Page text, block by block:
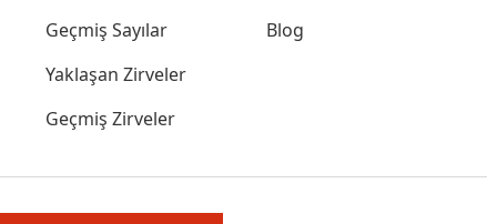
Geçmiş Sayılar
Yaklaşan Zirveler
Geçmiş Zirveler
Blog